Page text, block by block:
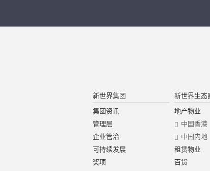
新世界集团
集团资讯
管理层
企业管治
可持续发展
奖项
新世界生态
地产物业
中国香港
中国内地
租赁物业
百货